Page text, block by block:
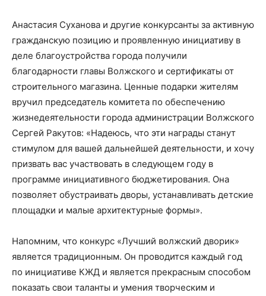
Анастасия Суханова и другие конкурсанты за активную
гражданскую позицию и проявленную инициативу в
деле благоустройства города получили
благодарности главы Волжского и сертификаты от
строительного магазина. Ценные подарки жителям
вручил председатель комитета по обеспечению
жизнедеятельности города администрации Волжского
Сергей Ракутов: «Надеюсь, что эти награды станут
стимулом для вашей дальнейшей деятельности, и хочу
призвать вас участвовать в следующем году в
программе инициативного бюджетирования. Она
позволяет обустраивать дворы, устанавливать детские
площадки и малые архитектурные формы».
Напомним, что конкурс «Лучший волжский дворик»
является традиционным. Он проводится каждый год
по инициативе КЖД и является прекрасным способом
показать свои таланты и умения творческим и